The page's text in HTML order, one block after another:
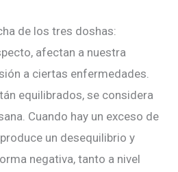
de los tres doshas:
afectan a nuestra
a ciertas enfermedades.
equilibrados, se considera
Cuando hay un exceso de
un desequilibrio y
negativa, tanto a nivel